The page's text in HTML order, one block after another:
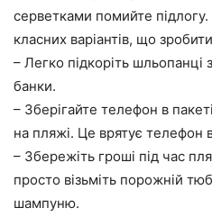
серветками помийте підлогу.
класних варіантів, що
– Легко підкоріть шльопанці
банки.
– Зберігайте телефон в
на пляжі. Це врятує телефон
– Збережіть гроші під час
просто візьміть порожній
шампуню.